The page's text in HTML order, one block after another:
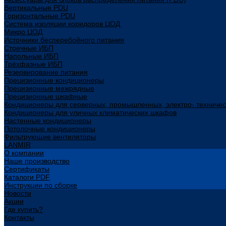
Вертикальные PDU
Горизонтальные PDU
Система изоляции коридоров ЦОД
Микро ЦОД
Источники бесперебойного питания
Стоечные ИБП
Напольные ИБП
Трёхфазные ИБП
Резервирование питания
Прецизионные кондиционеры
Прецизионные межрядные
Прецизионные шкафные
Кондиционеры для серверных, промышленных, электро-
Кондиционеры для уличных климатических шкафов
Настенные кондиционеры
Потолочные кондиционеры
Фильтрующие вентиляторы
LANMIR
О компании
Наше производство
Сертификаты
Каталоги PDF
Инструкции по сборке
Новости
Акции
Где купить?
Контакты